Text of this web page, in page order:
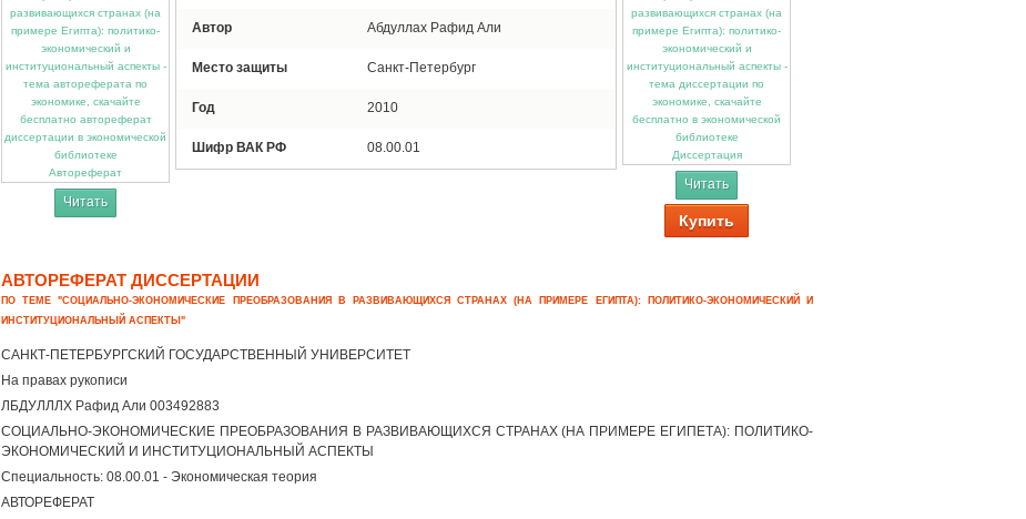
Автореферат
Читать
Автор Абдуллах Рафид Али
Место защиты Санкт-Петербург
Год 2010
Шифр ВАК РФ 08.00.01 Диссертация
Читать
Купить
АВТОРЕФЕРАТ ДИССЕРТАЦИИ
ПО ТЕМЕ "СОЦИАЛЬНО-ЭКОНОМИЧЕСКИЕ ПРЕОБРАЗОВАНИЯ В РАЗВИВАЮЩИХСЯ СТРАНАХ (НА ПРИМЕРЕ ЕГИПТА): ПОЛИТИКО-ЭКОНОМИЧЕСКИЙ И
ИНСТИТУЦИОНАЛЬНЫЙ АСПЕКТЫ"
САНКТ-ПЕТЕРБУРГСКИЙ ГОСУДАРСТВЕННЫЙ УНИВЕРСИТЕТ
На правах рукописи
ЛБДУЛЛЛХ Рафид Али 003492883
СОЦИАЛЬНО-ЭКОНОМИЧЕСКИЕ ПРЕОБРАЗОВАНИЯ В РАЗВИВАЮЩИХСЯ СТРАНАХ (НА ПРИМЕРЕ ЕГИПЕТА): ПОЛИТИКО-
ЭКОНОМИЧЕСКИЙ И ИНСТИТУЦИОНАЛЬНЫЙ АСПЕКТЫ
Специальность: 08.00.01 - Экономическая теория
АВТОРЕФЕРАТ